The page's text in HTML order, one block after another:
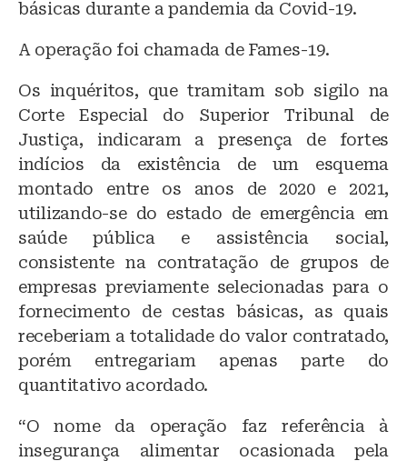
básicas durante a pandemia da Covid-19.
A operação foi chamada de Fames-19.
Os inquéritos, que tramitam sob sigilo na
Corte Especial do Superior Tribunal de
Justiça, indicaram a presença de fortes
indícios da existência de um esquema
montado entre os anos de 2020 e 2021,
utilizando-se do estado de emergência em
saúde pública e assistência social,
consistente na contratação de grupos de
empresas previamente selecionadas para o
fornecimento de cestas básicas, as quais
receberiam a totalidade do valor contratado,
porém entregariam apenas parte do
quantitativo acordado.
“O nome da operação faz referência à
insegurança alimentar ocasionada pela